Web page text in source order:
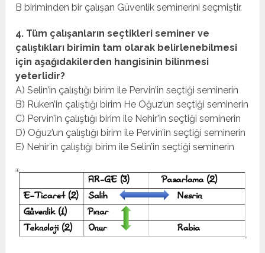
B biriminden bir çalışan Güvenlik seminerini seçmiştir.
4. Tüm çalışanların seçtikleri seminer ve
çalıştıkları birimin tam olarak belirlenebilmesi
için aşağıdakilerden hangisinin bilinmesi
yeterlidir?
A) Selin’in çalıştığı birim ile Pervin’in seçtiği seminerin
B) Ruken’in çalıştığı birim He Oğuz’un seçtiği seminerin
C) Pervin’in çalıştığı birim ile Nehir’in seçtiği seminerin
D) Oğuz’un çalıştığı birim ile Pervin’in seçtiği seminerin
E) Nehir’in çalıştığı birim ile Selin’in seçtiği seminerin